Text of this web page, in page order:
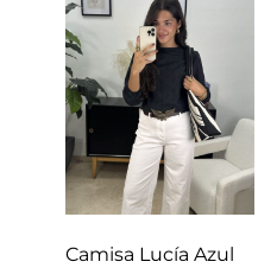
Camisa Lucía Azul